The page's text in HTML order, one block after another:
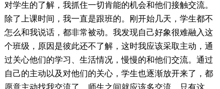
对学生的了解，我抓住一切肯能的机会和他们接触交流。
除了上课时间，我一直是跟班的。刚开始几天，学生都不
怎么和我说话，都非常被动。我发现自己好象很难融入这
个班级，原因是彼此还不了解，这时我应该采取主动，通
过关心他们的学习、生活情况，慢慢的和他们交流。通过
自己的主动以及对他们的关心，学生也逐渐放开来了，都